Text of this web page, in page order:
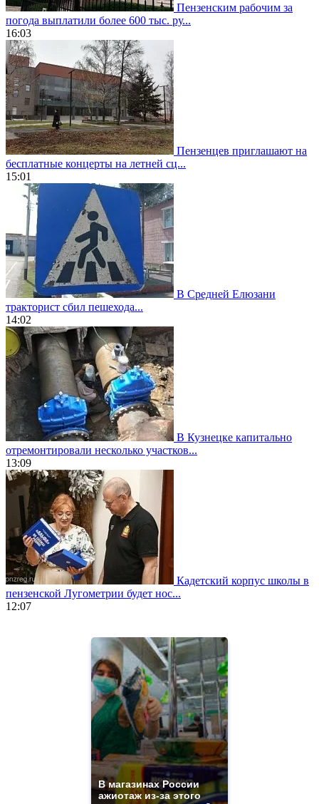
Пензенским рабочим за
погода выплатили более 600 тыс. ру...
16:03
Пензенцев приглашают на
бесплатные концерты на летней сц...
15:01
В Средней Елюзани
тракторист сбил пешехода...
14:02
В Кузнецке капитально
отремонтировали несколько участков...
13:09
Кадетский корпус школы в
пензенской Лугометрии будет нос...
12:07
https://gradewatches.to/
В магазинах России
ажиотаж из-за этого